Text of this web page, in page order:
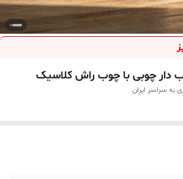
دار چوبی با چوب راش کلاسیک
به سراسر ایران